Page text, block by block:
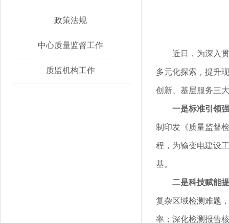
政策法规
中心质量监督工作
质监机构工作
近日，为深入
多元化探索，提升
创新、基层服务三
一是标准引领
制印发《质量监督
程，为输变电建设
基。
二是科技赋能
复杂区域检测难题
率；深化检测报告